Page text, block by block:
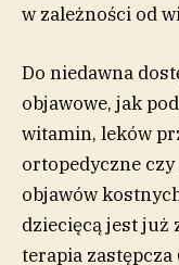
w zależności od
Do niedawna
objawowe, jak
witamin, leków
ortopedyczne
objawów
dziecięcą jest już
terapia zastępcza